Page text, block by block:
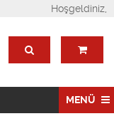
Hoşgeldiniz,
MENÜ